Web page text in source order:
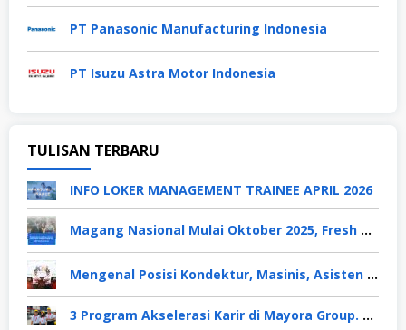
PT Panasonic Manufacturing Indonesia
PT Isuzu Astra Motor Indonesia
TULISAN TERBARU
INFO LOKER MANAGEMENT TRAINEE APRIL 2026
Magang Nasional Mulai Oktober 2025, Fresh Graduate Dapat Gaji UMP Selama 6 Bulan
Mengenal Posisi Kondektur, Masinis, Asisten PPKA, Pemeliharaan Sarana dan Prasarana, Polsuska (Polisi Khusus Kereta Api), di PT KAI
3 Program Akselerasi Karir di Mayora Group. Apa Saja? Berikut Penjelasannya